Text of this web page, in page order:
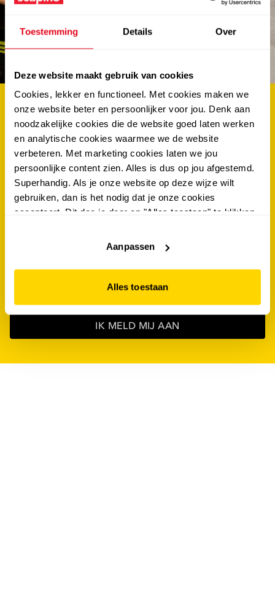
Toestemming Details Over
Deze website maakt gebruik van cookies
Cookies, lekker en functioneel. Met cookies maken we
onze website beter en persoonlijker voor jou. Denk aan
noodzakelijke cookies die de website goed laten werken
en analytische cookies waarmee we de website
verbeteren. Met marketing cookies laten we jou
persoonlijke content zien. Alles is dus op jou afgestemd.
Superhandig. Als je onze website op deze wijze wilt
gebruiken, dan is het nodig dat je onze cookies
accepteert. Dit doe je door op "Alles toestaan" te klikken.
website niet optimaal functioneert.
Aanpassen
Alles toestaan
abonneer en win €100.-
shoptegoed
als eerste op de hoogte van de nieuwste acties én
kans maken op €100.- shoptegoed? schrijf je dan
nu in voor de scapino nieuwsbrief!
voornaam*
IK MELD MIJ AAN